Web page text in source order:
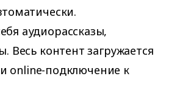
аудиорассказы,
Весь контент загружается
online-подключение к